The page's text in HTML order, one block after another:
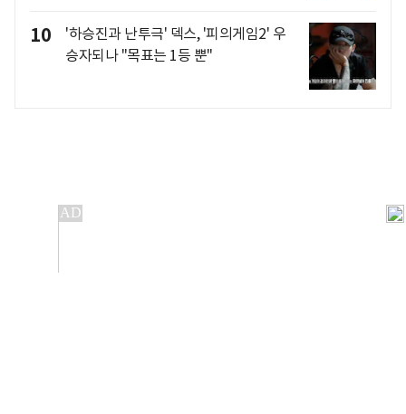
10
'하승진과 난투극' 덱스, '피의게임2' 우
승자되나 "목표는 1등 뿐"